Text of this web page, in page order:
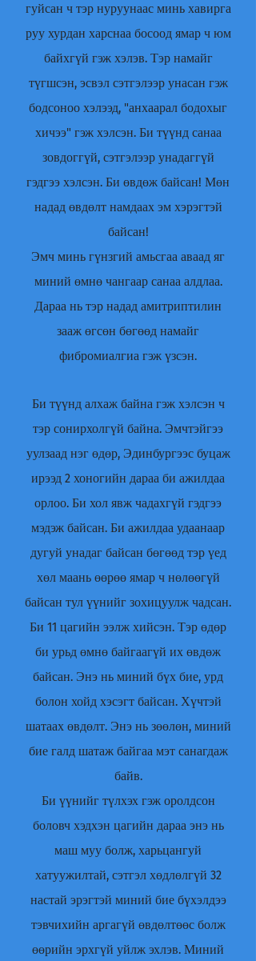
гуйсан ч тэр нуруунаас минь хавирга
руу хурдан харснаа босоод ямар ч юм
байхгүй гэж хэлэв. Тэр намайг
түгшсэн, эсвэл сэтгэлээр унасан гэж
бодсоноо хэлээд, "анхаарал бодохыг
хичээ" гэж хэлсэн. Би түүнд санаа
зовдоггүй, сэтгэлээр унадаггүй
гэдгээ хэлсэн. Би өвдөж байсан! Мөн
надад өвдөлт намдаах эм хэрэгтэй
байсан!
Эмч минь гүнзгий амьсгаа аваад яг
миний өмнө чангаар санаа алдлаа.
Дараа нь тэр надад амитриптилин
зааж өгсөн бөгөөд намайг
фибромиалгиа гэж үзсэн.
Би түүнд алхаж байна гэж хэлсэн ч
тэр сонирхолгүй байна. Эмчтэйгээ
уулзаад нэг өдөр, Эдинбургээс буцаж
ирээд 2 хоногийн дараа би ажилдаа
орлоо. Би хол явж чадахгүй гэдгээ
мэдэж байсан. Би ажилдаа удаанаар
дугуй унадаг байсан бөгөөд тэр үед
хөл маань өөрөө ямар ч нөлөөгүй
байсан тул үүнийг зохицуулж чадсан.
Би 11 цагийн ээлж хийсэн. Тэр өдөр
би урьд өмнө байгаагүй их өвдөж
байсан. Энэ нь миний бүх бие, урд
болон хойд хэсэгт байсан. Хүчтэй
шатаах өвдөлт. Энэ нь зөөлөн, миний
бие галд шатаж байгаа мэт санагдаж
байв.
Би үүнийг түлхэх гэж оролдсон
боловч хэдхэн цагийн дараа энэ нь
маш муу болж, харьцангуй
хатуужилтай, сэтгэл хөдлөлгүй 32
настай эрэгтэй миний бие бүхэлдээ
тэвчихийн аргагүй өвдөлтөөс болж
өөрийн эрхгүй уйлж эхлэв. Миний